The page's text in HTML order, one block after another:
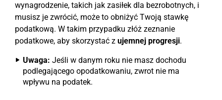
wynagrodzenie, takich jak zasiłek dla bezrobotnych, i
musisz je zwrócić, może to obniżyć Twoją stawkę
podatkową. W takim przypadku złóż zeznanie
podatkowe, aby skorzystać z ujemnej progresji.
Uwaga: Jeśli w danym roku nie masz dochodu
podlegającego opodatkowaniu, zwrot nie ma
wpływu na podatek.